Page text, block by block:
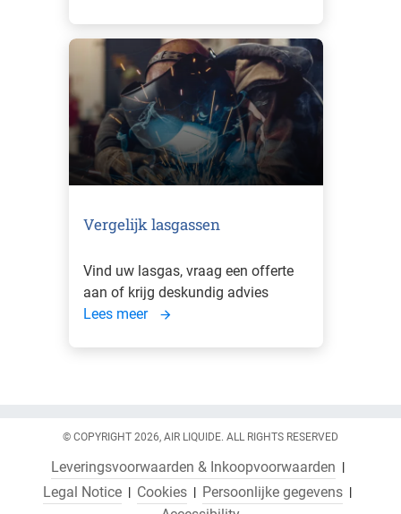
Vergelijk lasgassen
Vind uw lasgas, vraag een offerte
aan of krijg deskundig advies
Lees meer
© COPYRIGHT 2026, AIR LIQUIDE. ALL RIGHTS RESERVED
Leveringsvoorwaarden & Inkoopvoorwaarden
Legal Notice
Cookies
Persoonlijke gegevens